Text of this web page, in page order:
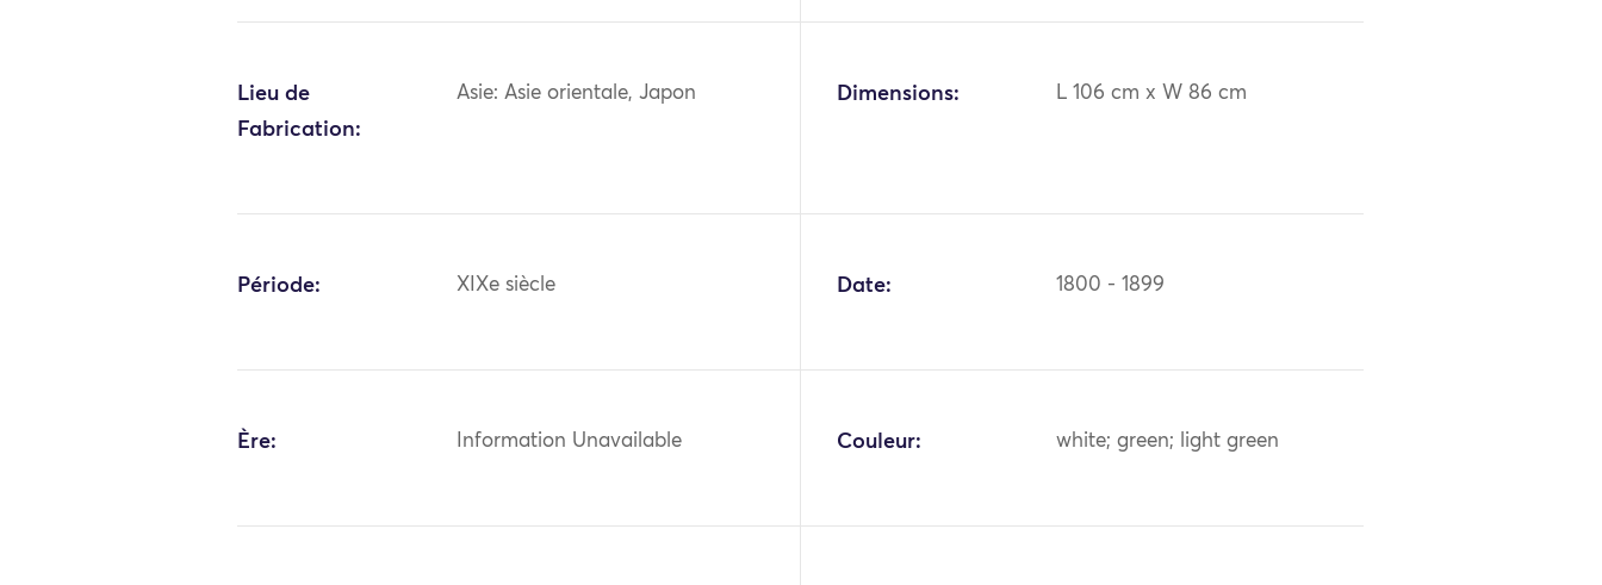
Lieu de
Fabrication:
Asie: Asie orientale, Japon Dimensions: L 106 cm x W 86 cm
Période: XIXe siècle Date: 1800 - 1899
Ère: Information Unavailable Couleur: white; green; light green